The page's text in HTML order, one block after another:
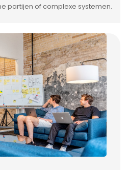
partijen of complexe systemen.